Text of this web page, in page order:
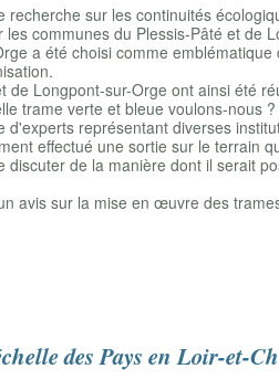
recherche sur les continuités
communes du Plessis-Pâté et de
a été choisi comme
de Longpont-sur-Orge ont ainsi été
trame verte et bleue voulons-nous
d'experts représentant diverses
effectué une sortie sur le terrain
discuter de la manière dont il serait
avis sur la mise en œuvre des
des Pays en Loir-et-